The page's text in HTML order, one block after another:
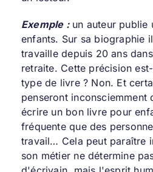
Exemple :un auteur publie
enfants. Sur sa biographie
travaille depuis 20 ans
retraite. Cette précision
type de livre ? Non. Et
penseront inconsciemment
écrire un bon livre pour
fréquente que des
travail… Cela peut paraître
son métier ne détermine